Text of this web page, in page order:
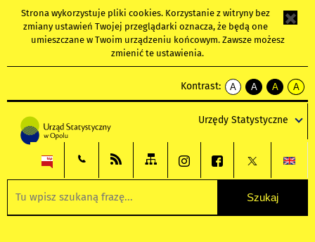
Strona wykorzystuje pliki cookies. Korzystanie z witryny bez
zmiany ustawień Twojej przeglądarki oznacza, że będą one
umieszczane w Twoim urządzeniu końcowym. Zawsze możesz
zmienić te ustawienia.
Kontrast:
A
kontrast
A
kontrast
tekst
czarnym
A
kontrast
tekst
czarnym
A
tekst
żółtym
Urzędy Statystyczne